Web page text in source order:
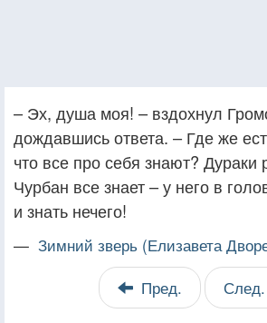
– Эх, душа моя! – вздохнул
дождавшись ответа. – Где же
что все про себя знают? Дураки
Чурбан все знает – у него в
и знать нечего!
— Зимний зверь (Елизавета
Пред. След.